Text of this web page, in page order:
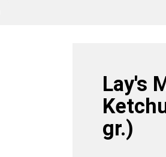
Lay's
gr.)